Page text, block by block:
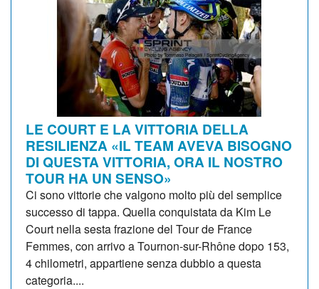
LE COURT E LA VITTORIA DELLA
RESILIENZA «IL TEAM AVEVA BISOGNO
DI QUESTA VITTORIA, ORA IL NOSTRO
TOUR HA UN SENSO»
Ci sono vittorie che valgono molto più del semplice
successo di tappa. Quella conquistata da Kim Le
Court nella sesta frazione del Tour de France
Femmes, con arrivo a Tournon-sur-Rhône dopo 153,
4 chilometri, appartiene senza dubbio a questa
categoria....